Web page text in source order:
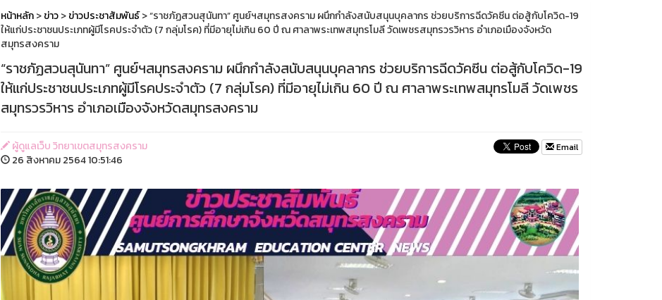
หน้าหลัก>ข่าว>ข่าวประชาสัมพันธ์> “ราชภัฏสวนสุนันทา” ศูนย์ฯสมุทรสงคราม ผนึกกำลังสนับสนุนบุคลากร ช่วยบริการฉีดวัคซีน ต่อสู้กับโควิด-19
ให้แก่ประชาชนประเภทผู้มีโรคประจำตัว (7 กลุ่มโรค) ที่มีอายุไม่เกิน 60 ปี ณ ศาลาพระเทพสมุทรโมลี วัดเพชรสมุทรวรวิหาร อำเภอเมืองจังหวัด
สมุทรสงคราม
“ราชภัฏสวนสุนันทา” ศูนย์ฯสมุทรสงคราม ผนึกกำลังสนับสนุนบุคลากร ช่วยบริการฉีดวัคซีน ต่อสู้กับโควิด-19
ให้แก่ประชาชนประเภทผู้มีโรคประจำตัว (7 กลุ่มโรค) ที่มีอายุไม่เกิน 60 ปี ณ ศาลาพระเทพสมุทรโมลี วัดเพชร
สมุทรวรวิหาร อำเภอเมืองจังหวัดสมุทรสงคราม
ผู้ดูแลเว็บ วิทยาเขตสมุทรสงคราม
26 สิงหาคม 2564 10:51:46
Email